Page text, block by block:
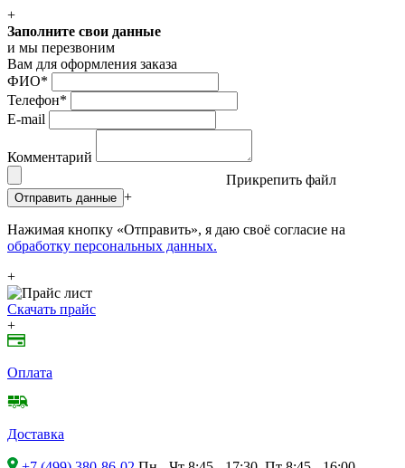
+
Заполните свои данные
и мы перезвоним
Вам для оформления заказа
ФИО*
Телефон*
E-mail
Комментарий
Прикрепить файл
Отправить данные +
Нажимая кнопку «Отправить», я даю своё согласие на
обработку персональных данных.
+
Скачать прайс
+
Оплата
Доставка